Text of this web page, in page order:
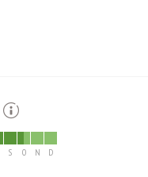
S O N D